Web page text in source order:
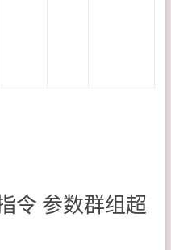
令 参数群组超